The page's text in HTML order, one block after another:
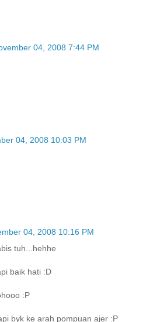
04, 2008 7:44 PM
04, 2008 10:03 PM
04, 2008 10:16 PM
tuh...hehhe
baik hati :D
:P
byk ke arah pompuan ajer :P